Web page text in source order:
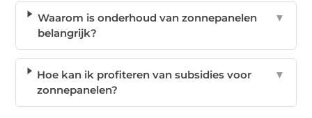
Waarom is onderhoud van zonnepanelen
belangrijk?
▼
Hoe kan ik profiteren van subsidies voor
zonnepanelen?
▼